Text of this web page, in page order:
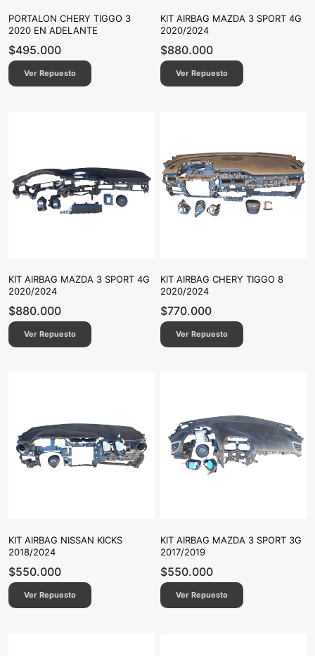
PORTALON CHERY TIGGO 3
2020 EN ADELANTE
$495.000
Ver Repuesto
KIT AIRBAG MAZDA 3 SPORT 4G
2020/2024
$880.000
Ver Repuesto
KIT AIRBAG MAZDA 3 SPORT 4G
2020/2024
$880.000
Ver Repuesto
KIT AIRBAG CHERY TIGGO 8
2020/2024
$770.000
Ver Repuesto
KIT AIRBAG NISSAN KICKS
2018/2024
$550.000
Ver Repuesto
KIT AIRBAG MAZDA 3 SPORT 3G
2017/2019
$550.000
Ver Repuesto